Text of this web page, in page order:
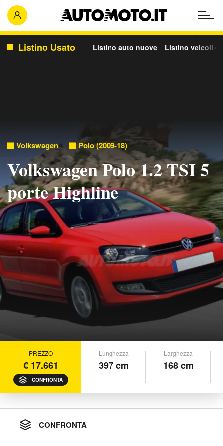
Listino Usato Listino auto nuove Listino veicoli
Volkswagen Polo (2009-18)
Volkswagen Polo 1.2 TSI 5
porte Highline
PREZZO
€ 17.661
CONFRONTA
Lunghezza
397 cm
Larghezza
168 cm
CONFRONTA